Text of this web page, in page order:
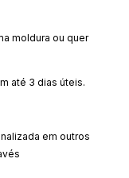
moldura ou quer
até 3 dias úteis.
em outros